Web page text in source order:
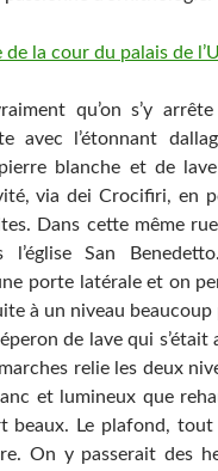
qu’on s’y
avec l’étonnant
blanche et de
via dei Crocifiri, en
Dans cette même
San
porte latérale et on
à un niveau beaucoup
de lave qui
relie les deux
et lumineux que
beaux. Le plafond,
On y passerait des